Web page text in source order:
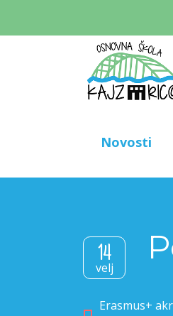
Novosti
14
velj
Erasmus+